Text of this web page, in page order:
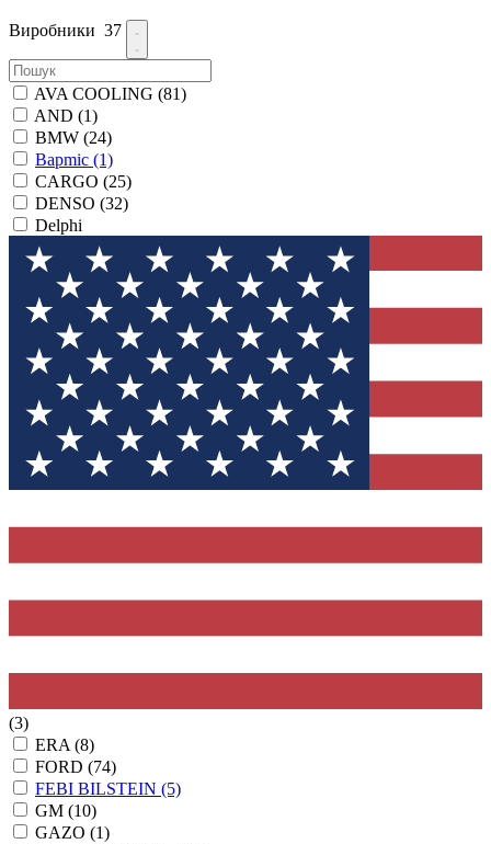
Виробники 37
AVA COOLING (81)
AND (1)
BMW (24)
Bapmic (1)
CARGO (25)
DENSO (32)
Delphi
(3)
ERA (8)
FORD (74)
FEBI BILSTEIN (5)
GM (10)
GAZO (1)